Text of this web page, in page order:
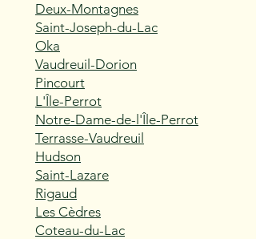
Deux-Montagnes
Saint-Joseph-du-Lac
Oka
Vaudreuil-Dorion
Pincourt
L'Île-Perrot
Notre-Dame-de-l'Île-Perrot
Terrasse-Vaudreuil
Hudson
Saint-Lazare
Rigaud
Les Cèdres
Coteau-du-Lac